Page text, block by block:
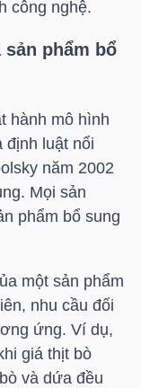
công nghệ.
phẩm bổ
hành mô hình
định luật nổi
năm 2002
Mọi sản
phẩm bổ sung
một sản phẩm
nhu cầu đối
ứng. Ví dụ,
giá thịt bò
và dứa đều